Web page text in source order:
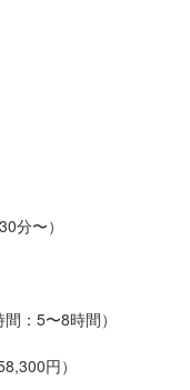
分〜）
：5〜8時間）
円）